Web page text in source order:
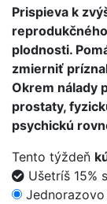
Prispieva k
plodnosti.
zmierniť
Okrem nálady
prostaty,
psychickú
Tento týždeň
Ušetríš 15%
Jednorazovo